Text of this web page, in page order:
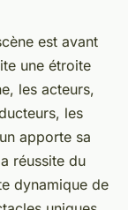
est avant
une étroite
les acteurs,
les
apporte sa
réussite du
dynamique de